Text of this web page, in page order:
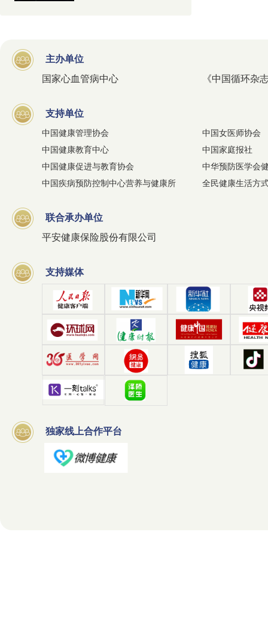
主办单位
国家心血管病中心
《中国循环杂
支持单位
中国健康管理协会
中国女医师协会
中国健康教育中心
中国家庭报社
中国健康促进与教育协会
中华预防医学会
中国疾病预防控制中心营养与健康所
全民健康生活方
联合承办单位
平安健康保险股份有限公司
支持媒体
独家线上合作平台